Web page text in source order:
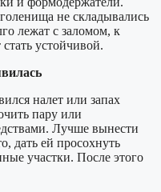
не складывались
лежат с заломом, к
устойчивой.
налет или запах
пару или
Лучше вынести
дать ей просохнуть
участки. После этого